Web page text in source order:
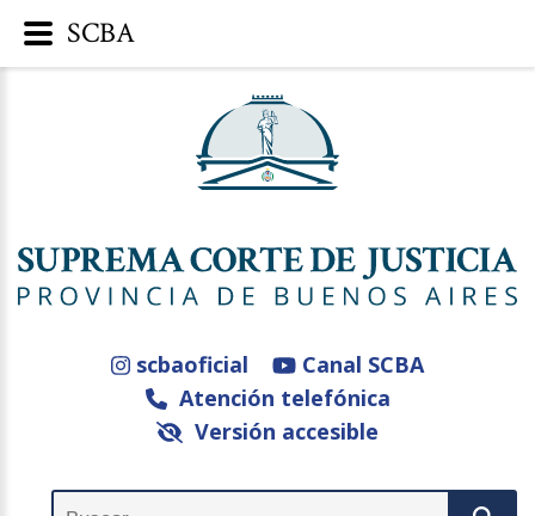
scbaoficial
Canal SCBA
Atención telefónica
Versión accesible
SCBA